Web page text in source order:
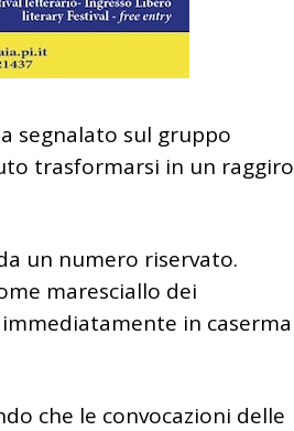
segnalato sul gruppo
trasformarsi in un raggiro
un numero riservato.
maresciallo dei
in caserma
che le convocazioni delle